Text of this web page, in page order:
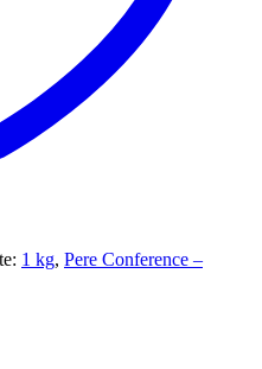
1 kg, Pere Conference –